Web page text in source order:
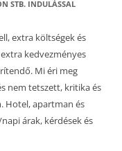
STB. INDULÁSSAL
extra költségek és
kedvezményes
Mi éri meg
nem tetszett, kritika és
Hotel, apartman és
árak, kérdések és